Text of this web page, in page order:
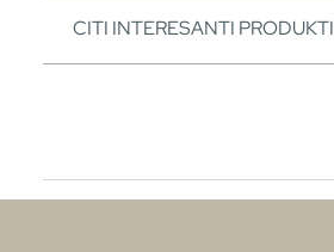
CITI INTERESANTI PRODUKTI